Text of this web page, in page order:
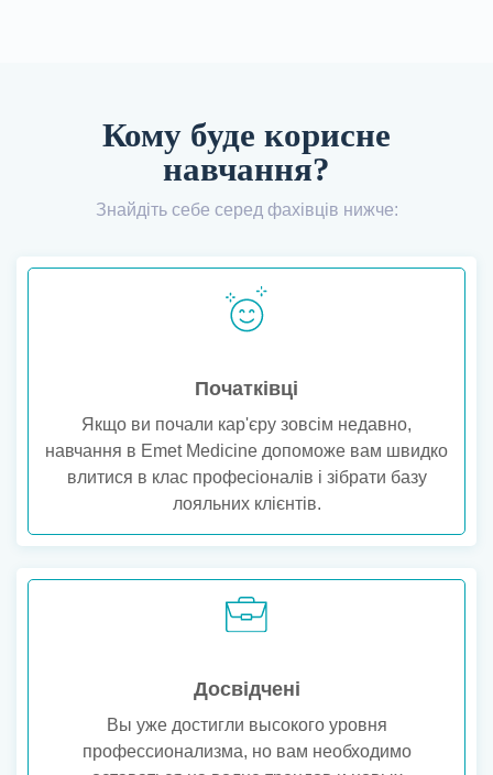
Кому буде корисне
навчання?
Знайдіть себе серед фахівців нижче:
Початківці
Якщо ви почали кар'єру зовсім недавно,
навчання в Emet Medicine допоможе вам швидко
влитися в клас професіоналів і зібрати базу
лояльних клієнтів.
Досвідчені
Вы уже достигли высокого уровня
профессионализма, но вам необходимо